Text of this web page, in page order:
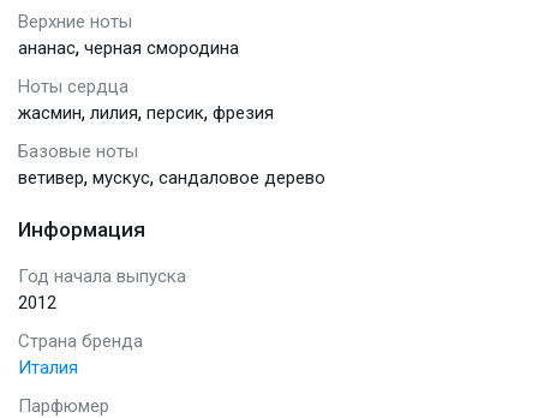
Верхние ноты
ананас, черная смородина
Ноты сердца
жасмин, лилия, персик, фрезия
Базовые ноты
ветивер, мускус, сандаловое дерево
Информация
Год начала выпуска
2012
Страна бренда
Италия
Парфюмер